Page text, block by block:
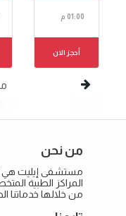
01:00 م
أحجز الان
من نحن
مستشفى إيليت
من خلالها خدماتنا